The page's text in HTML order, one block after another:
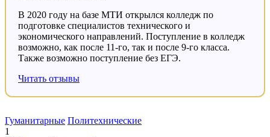
В 2020 году на базе МТИ открылся колледж по
подготовке специалистов технического и
экономического направлений. Поступление в колледж
возможно, как после 11-го, так и после 9-го класса.
Также возможно поступление без ЕГЭ.
Читать отзывы
Гуманитарные Политехнические
1